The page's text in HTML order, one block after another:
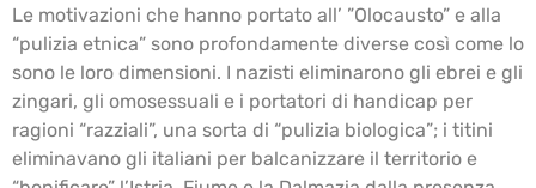
Le motivazioni che hanno portato all’ ”Olocausto” e alla
“pulizia etnica” sono profondamente diverse così come lo
sono le loro dimensioni. I nazisti eliminarono gli ebrei e gli
zingari, gli omosessuali e i portatori di handicap per
ragioni “razziali”, una sorta di “pulizia biologica”; i titini
eliminavano gli italiani per balcanizzare il territorio e